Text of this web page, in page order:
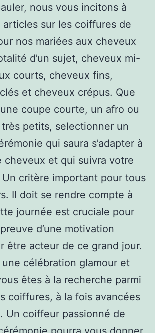
nous vous incitons à
articles sur les coiffures de
nos mariées aux cheveux
d’un sujet, cheveux mi-
courts, cheveux fins,
et cheveux crépus. Que
coupe courte, un afro ou
petits, selectionner un
qui saura s’adapter à
cheveux et qui suivra votre
critère important pour tous
Il doit se rendre compte à
journée est cruciale pour
d’une motivation
être acteur de ce grand jour.
célébration glamour et
êtes à la recherche parmi
coiffures, à la fois avancées
Un coiffeur passionné de